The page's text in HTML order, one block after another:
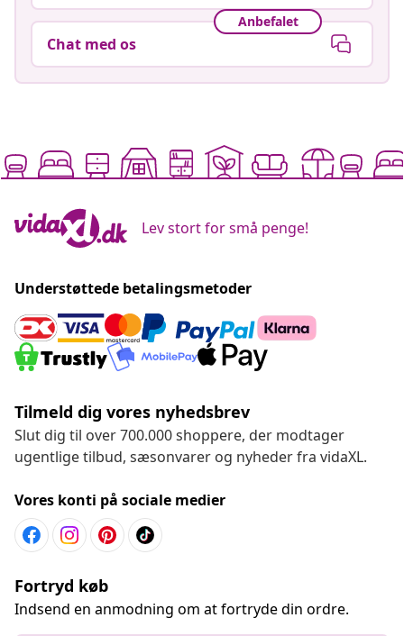
Anbefalet
Chat med os
Lev stort for små penge!
Understøttede betalingsmetoder
Tilmeld dig vores nyhedsbrev
Slut dig til over 700.000 shoppere, der modtager
ugentlige tilbud, sæsonvarer og nyheder fra vidaXL.
Vores konti på sociale medier
Fortryd køb
Indsend en anmodning om at fortryde din ordre.